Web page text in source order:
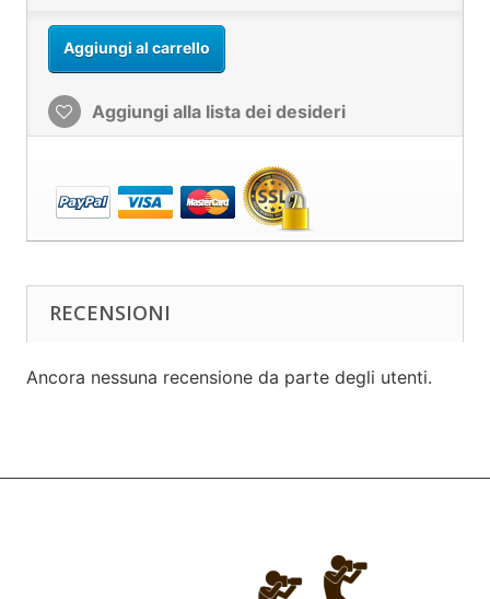
Aggiungi al carrello
Aggiungi alla lista dei desideri
RECENSIONI
Ancora nessuna recensione da parte degli utenti.